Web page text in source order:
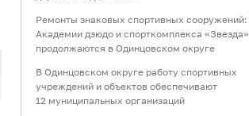
Ремонты знаковых спортивных сооружений:
Академии дзюдо и спорткомплекса «Звезда»
продолжаются в Одинцовском округе
В Одинцовском округе работу спортивных
учреждений и объектов обеспечивают
12 муниципальных организаций